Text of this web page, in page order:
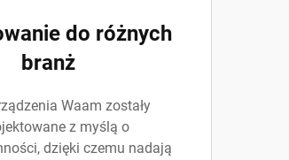
do różnych
branż
Waam zostały
z myślą o
dzięki czemu nadają